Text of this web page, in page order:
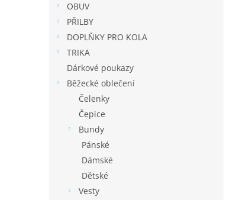
OBUV
PŘILBY
DOPLŇKY PRO KOLA
TRIKA
Dárkové poukazy
Běžecké oblečení
Čelenky
Čepice
Bundy
Pánské
Dámské
Dětské
Vesty